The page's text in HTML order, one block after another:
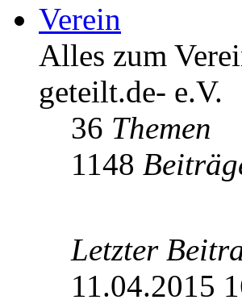
Verein
Alles zum
geteilt.de- e.V.
36 Themen
1148
Letzter
11.04.2015